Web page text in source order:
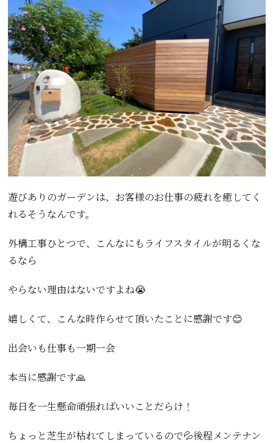
遊びありのガーデンは、お客様のお仕事の疲れを癒してく
れるそうなんです。
外構工事ひとつで、こんなにもライフスタイルが明るくな
るなら
やらない理由はないですよね😭
嬉しくて、こんな時作らせて頂いたことに感謝です😊
出会いも仕事も一期一会
本当に感謝です🙏
毎日を一生懸命頑張ればいいことだらけ！
ちょっと芝生が枯れてしまっているので💦後程メンテナン